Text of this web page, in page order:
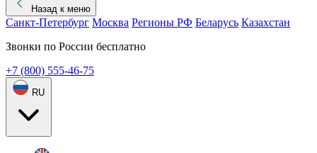
Назад к меню
Санкт-Петербург Москва Регионы РФ Беларусь Казахстан
Звонки по России бесплатно
+7 (800) 555-46-75
RU